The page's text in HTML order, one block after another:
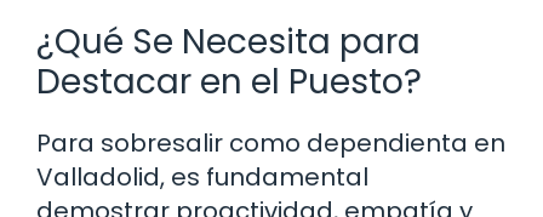
¿Qué Se Necesita para
Destacar en el Puesto?
Para sobresalir como dependienta en
Valladolid, es fundamental